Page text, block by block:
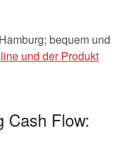
bequem und
und der Produkt
Cash Flow: